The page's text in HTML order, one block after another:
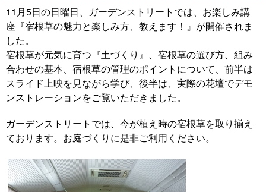
11月5日の日曜日、ガーデンストリートでは、お楽しみ講
座『宿根草の魅力と楽しみ方、教えます！』が開催されま
した。
宿根草が元気に育つ『土づくり』、宿根草の選び方、組み
合わせの基本、宿根草の管理のポイントについて、前半は
スライド上映を見ながら学び、後半は、実際の花壇でデモ
ンストレーションをご覧いただきました。
ガーデンストリートでは、今が植え時の宿根草を取り揃え
ております。お庭づくりに是非ご利用ください。